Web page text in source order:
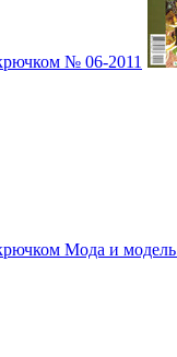
№ 06-2011
Мода и